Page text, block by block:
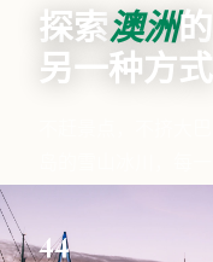
探索澳洲的
另一种方式
44